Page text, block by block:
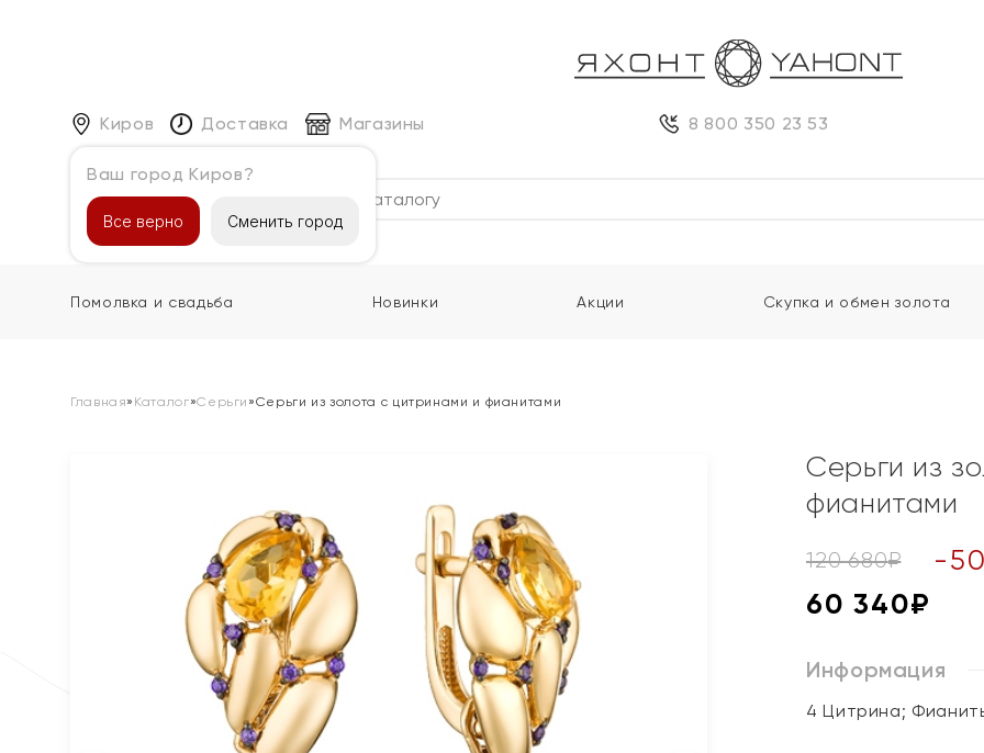
Киров
Ваш город Киров?
Все верно Сменить город
Доставка Магазины 8 800 350 23 53
Каталог
Помолвка и свадьба Новинки Акции Скупка и обмен золота
Главная» Каталог»Серьги »Серьги из золота с цитринами и фианитами
Серьги из
фианитами
120 680₽ -50
60 340₽
Информация
4 Цитрина;